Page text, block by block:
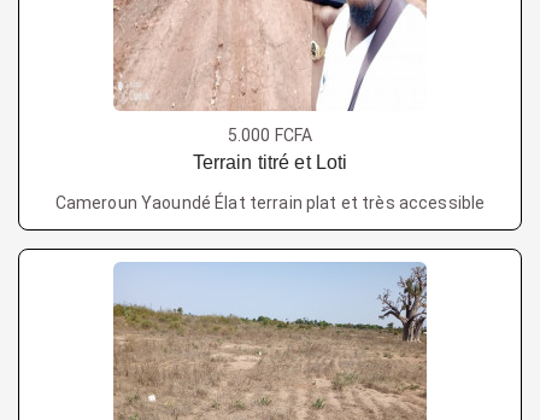
5.000 FCFA
Terrain titré et Loti
Cameroun Yaoundé Élat terrain plat et très accessible